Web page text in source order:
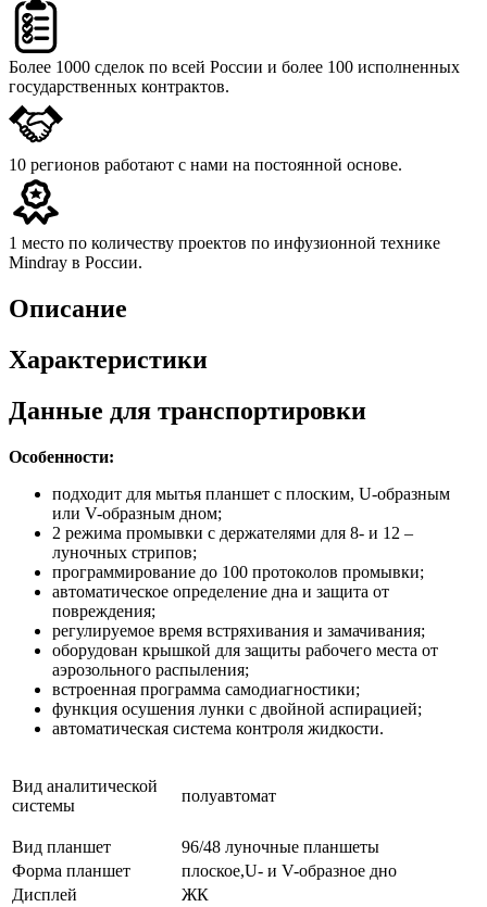
Более 1000 сделок по всей России и более 100 исполненных
государственных контрактов.
10 регионов работают с нами на постоянной основе.
1 место по количеству проектов по инфузионной технике
Mindray в России.
Описание
Характеристики
Данные для транспортировки
Особенности:
подходит для мытья планшет с плоским, U-образным
или V-образным дном;
2 режима промывки с держателями для 8- и 12 –
луночных стрипов;
программирование до 100 протоколов промывки;
автоматическое определение дна и защита от
повреждения;
регулируемое время встряхивания и замачивания;
оборудован крышкой для защиты рабочего места от
аэрозольного распыления;
встроенная программа самодиагностики;
функция осушения лунки с двойной аспирацией;
автоматическая система контроля жидкости.
Вид аналитической
системы
полуавтомат
Вид планшет
96/48 луночные планшеты
Форма планшет
плоское,U- и V-образное дно
Дисплей
ЖК